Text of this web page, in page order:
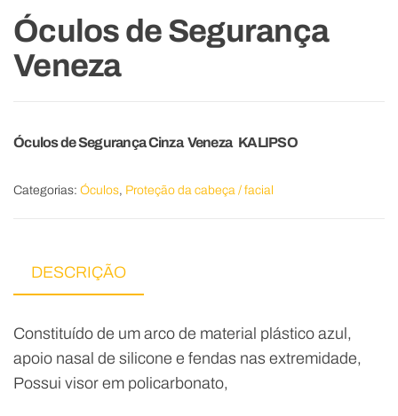
Óculos de Segurança
Veneza
Óculos de Segurança Cinza Veneza KALIPSO
Categorias: Óculos, Proteção da cabeça / facial
DESCRIÇÃO
Constituído de um arco de material plástico azul,
apoio nasal de silicone e fendas nas extremidade,
Possui visor em policarbonato,